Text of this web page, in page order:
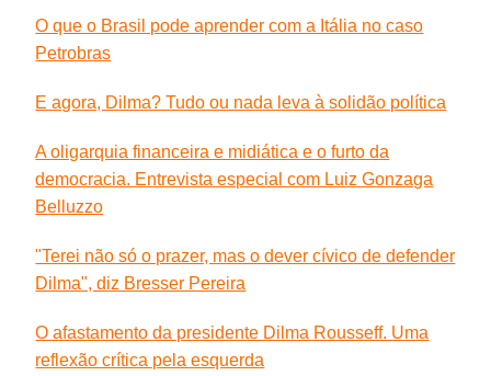
O que o Brasil pode aprender com a Itália no caso
Petrobras
E agora, Dilma? Tudo ou nada leva à solidão política
A oligarquia financeira e midiática e o furto da
democracia. Entrevista especial com Luiz Gonzaga
Belluzzo
"Terei não só o prazer, mas o dever cívico de defender
Dilma", diz Bresser Pereira
O afastamento da presidente Dilma Rousseff. Uma
reflexão crítica pela esquerda